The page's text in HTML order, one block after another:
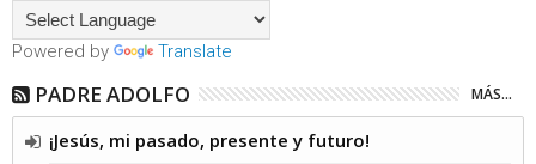
Powered by Translate
PADRE ADOLFO MÁS...
¡Jesús, mi pasado, presente y futuro!